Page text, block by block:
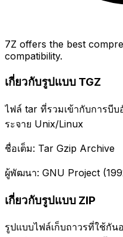
7Z offers the best
compatibility.
เกี่ยวกับรูปแบบ TGZ
ไฟล์ tar ที่รวมเข้ากับการบี
ระจาย Unix/Linux
ชื่อเต็ม: Tar Gzip Archive
ผู้พัฒนา: GNU Project
เกี่ยวกับรูปแบบ ZIP
รูปแบบไฟล์เก็บถาวรที่ใช้กั